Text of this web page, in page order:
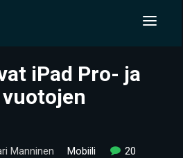
iPad Pro- ja
Manninen Mobiili 20